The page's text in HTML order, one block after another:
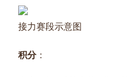
接力赛段示意图
积分：